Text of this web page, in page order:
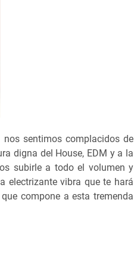
nos sentimos complacidos de
digna del House, EDM y a la
subirle a todo el volumen y
electrizante vibra que te hará
compone a esta tremenda